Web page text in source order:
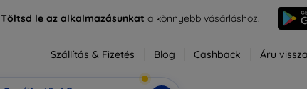
Töltsd le az alkalmazásunkata könnyebb vásárláshoz.
Szállítás & Fizetés Blog Cashback Áru